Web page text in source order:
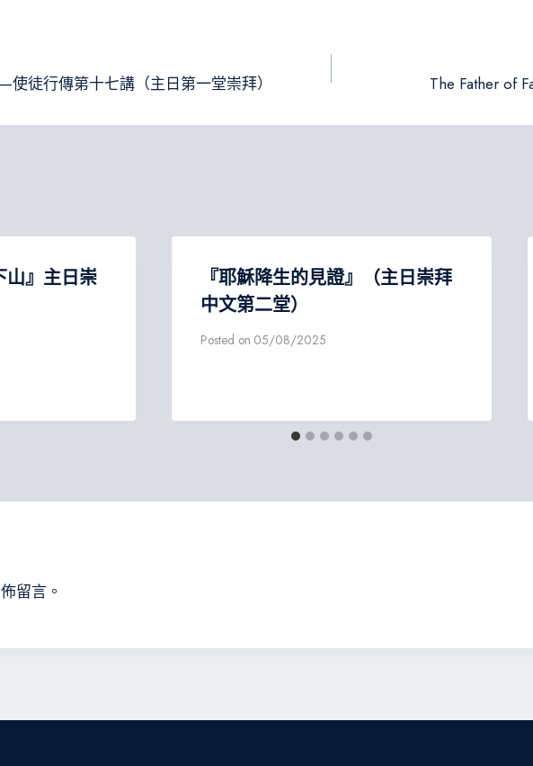
徒行傳第十七講（主日第一堂崇拜） The Father of
山』主日崇
『耶穌降生的見證』（主日崇拜
中文第二堂）
Posted on 05/08/2025
留言。